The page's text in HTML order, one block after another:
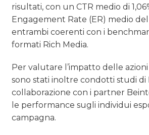
risultati, con un CTR medio di
Engagement Rate (ER) medio del
entrambi coerenti con i
formati Rich Media.
Per valutare l’impatto delle
sono stati inoltre condotti studi di
collaborazione con i partner
le performance sugli individui
campagna.